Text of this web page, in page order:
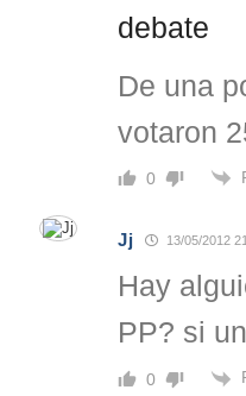
debate
De una
votaron
0
Jj 13/05/2012
Hay
PP? si
0